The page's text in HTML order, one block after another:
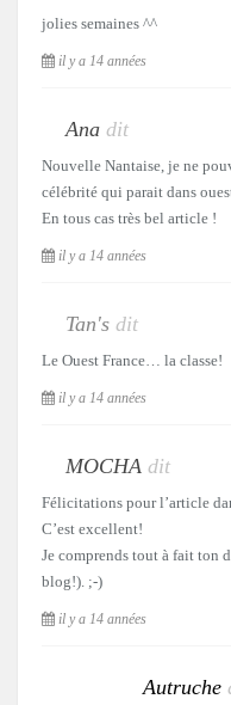
jolies semaines ^^
il y a 14 années
Ana dit
Nouvelle Nantaise, je ne
célébrité qui parait dans
En tous cas très bel article !
il y a 14 années
Tan's dit
Le Ouest France… la classe!
il y a 14 années
MOCHA dit
Félicitations pour l’article
C’est excellent!
Je comprends tout à fait ton
blog!). ;-)
il y a 14 années
Autruche